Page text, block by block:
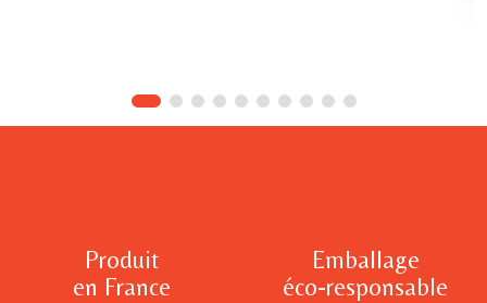
Produit
en France
Emballage
éco-responsable